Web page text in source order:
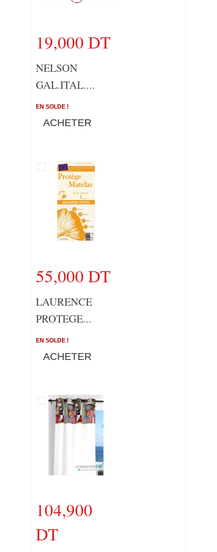
19,000 DT
NELSON
GAL.ITAL....
EN SOLDE !
ACHETER
55,000 DT
LAURENCE
PROTEGE...
EN SOLDE !
ACHETER
104,900
DT